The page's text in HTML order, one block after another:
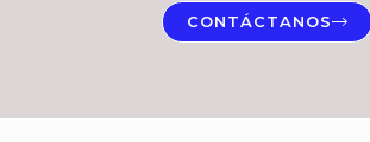
CONTÁCTANOS